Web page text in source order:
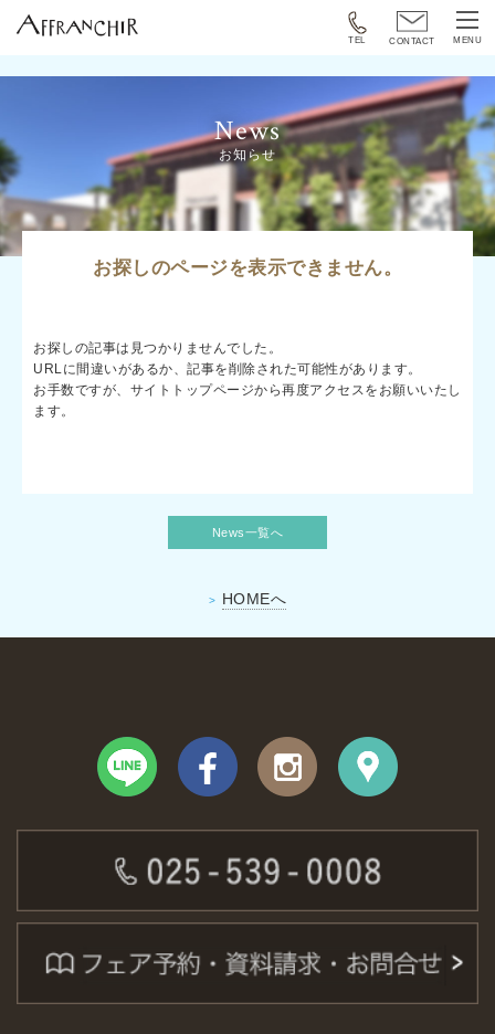
MENU
CONTACT
TEL
News
お知らせ
お探しのページを表示できません。
お探しの記事は見つかりませんでした。
URLに間違いがあるか、記事を削除された可能性があります。
お手数ですが、 サイトトップページから再度アクセスをお願いいたし
ます。
News一覧へ
HOMEへ